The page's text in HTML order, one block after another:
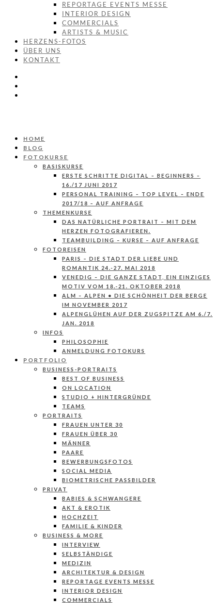
REPORTAGE EVENTS MESSE
INTERIOR DESIGN
COMMERCIALS
ARTISTS & MUSIC
HERZENS-FOTOS
ÜBER UNS
KONTAKT
HOME
BLOG
FOTOKURSE
BASISKURSE
ERSTE SCHRITTE DIGITAL – BEGINNERS –
16./17 JUNI 2017
PERSONAL TRAINING – TOP LEVEL – ENDE
2017/18 – AUF ANFRAGE
THEMENKURSE
DAS NATÜRLICHE PORTRAIT – MIT DEM
HERZEN FOTOGRAFIEREN.
TEAMBUILDING – KURSE – AUF ANFRAGE
FOTOREISEN
PARIS – DIE STADT DER LIEBE UND
ROMANTIK 24.-27. MAI 2018
VENEDIG – DIE GANZE STADT, EIN EINZIGES
MOTIV VOM 18.-21. OKTOBER 2018
ALM – ALPEN • DIE SCHÖNHEIT DER BERGE
IM NOVEMBER 2017
ALPENGLÜHEN AUF DER ZUGSPITZE AM 6./7.
JAN. 2018
INFOS
PHILOSOPHIE
ANMELDUNG FOTOKURS
PORTFOLIO
BUSINESS-PORTRAITS
BEST OF BUSINESS
ON LOCATION
STUDIO + HINTERGRÜNDE
TEAMS
PORTRAITS
FRAUEN UNTER 30
FRAUEN ÜBER 30
MÄNNER
PAARE
BEWERBUNGSFOTOS
SOCIAL MEDIA
BIOMETRISCHE PASSBILDER
PRIVAT
BABIES & SCHWANGERE
AKT & EROTIK
HOCHZEIT
FAMILIE & KINDER
BUSINESS & MORE
INTERVIEW
SELBSTÄNDIGE
MEDIZIN
ARCHITEKTUR & DESIGN
REPORTAGE EVENTS MESSE
INTERIOR DESIGN
COMMERCIALS